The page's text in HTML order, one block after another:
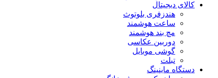
کالای دیجیتال
هندزفری بلوتوث
ساعت هوشمند
مچ بند هوشمند
دوربین عکاسی
گوشی موبایل
تبلت
دستگاه ماینینگ